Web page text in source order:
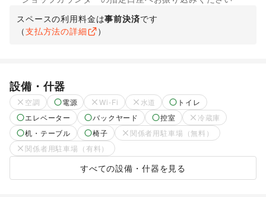
スペースの利用料金は事前決済です
（支払方法の詳細 ）
設備・什器
空調 電源 Wi-Fi 水道
トイレ
エレベーター
バックヤード 控室
冷蔵庫
机・テーブル
椅子
関係者用駐車場（無料）
関係者用駐車場（有料）
すべての設備・什器を見る